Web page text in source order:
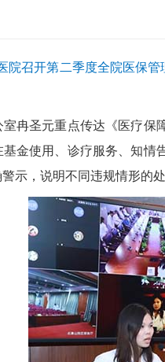
院召开第二季度全院医保
圣元重点传达《医疗保障
金使用、诊疗服务、知
示，说明不同违规情形的